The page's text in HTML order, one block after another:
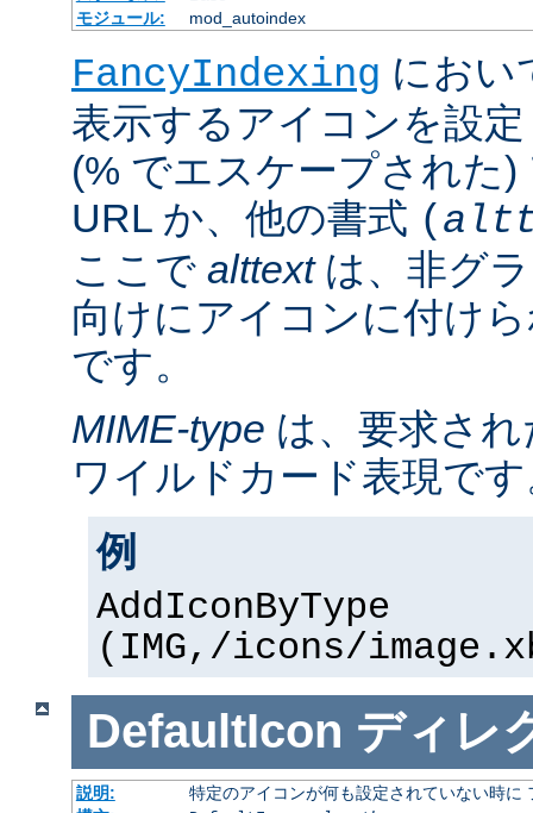
モジュール:
mod_autoindex
FancyIndexing におい
表示するアイコンを設
(% でエスケープされた
URL か、他の書式 (
ここで alttextは、非グ
向けにアイコンに付け
です。
MIME-type は、要求さ
ワイルドカード表現で
例
AddIconByType
(IMG,/icons/
DefaultIcon ディレ
説明:
特定のアイコンが何も設定されていない時に